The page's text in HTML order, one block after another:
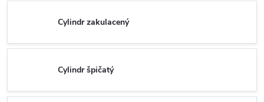
Cylindr zakulacený
Cylindr špičatý